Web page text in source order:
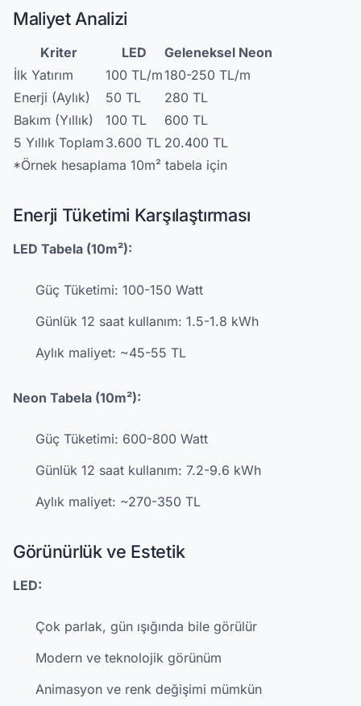
Maliyet Analizi
Kriter LED
Geleneksel Neon
İlk Yatırım
100 TL/m180-250 TL/m
Enerji (Aylık)
50 TL
280 TL
Bakım (Yıllık)
100 TL
600 TL
5 Yıllık Toplam 3.600 TL 20.400 TL
*Örnek hesaplama 10m² tabela için
Enerji Tüketimi Karşılaştırması
LED Tabela (10m²):
Güç Tüketimi: 100-150 Watt
Günlük 12 saat kullanım: 1.5-1.8 kWh
Aylık maliyet: ~45-55 TL
Neon Tabela (10m²):
Güç Tüketimi: 600-800 Watt
Günlük 12 saat kullanım: 7.2-9.6 kWh
Aylık maliyet: ~270-350 TL
Görünürlük ve Estetik
LED:
Çok parlak, gün ışığında bile görülür
Modern ve teknolojik görünüm
Animasyon ve renk değişimi mümkün